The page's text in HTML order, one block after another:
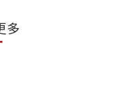
多